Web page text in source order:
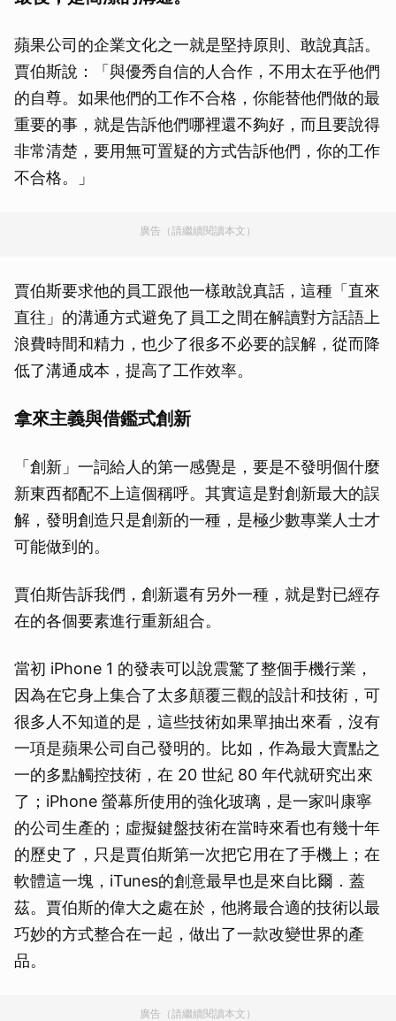
蘋果公司的企業文化之一就是堅持原則、敢說真話。
賈伯斯說：「與優秀自信的人合作，不用太在乎他們
的自尊。如果他們的工作不合格，你能替他們做的最
重要的事，就是告訴他們哪裡還不夠好，而且要說得
非常清楚，要用無可置疑的方式告訴他們，你的工作
不合格。」
廣告（請繼續閱讀本文）
賈伯斯要求他的員工跟他一樣敢說真話，這種「直來
直往」的溝通方式避免了員工之間在解讀對方話語上
浪費時間和精力，也少了很多不必要的誤解，從而降
低了溝通成本，提高了工作效率。
拿來主義與借鑑式創新
「創新」一詞給人的第一感覺是，要是不發明個什麼
新東西都配不上這個稱呼。其實這是對創新最大的誤
解，發明創造只是創新的一種，是極少數專業人士才
可能做到的。
賈伯斯告訴我們，創新還有另外一種，就是對已經存
在的各個要素進行重新組合。
當初 iPhone 1 的發表可以說震驚了整個手機行業，
因為在它身上集合了太多顛覆三觀的設計和技術，可
很多人不知道的是，這些技術如果單抽出來看，沒有
一項是蘋果公司自己發明的。比如，作為最大賣點之
一的多點觸控技術，在 20 世紀 80 年代就研究出來
了；iPhone 螢幕所使用的強化玻璃，是一家叫康寧
的公司生產的；虛擬鍵盤技術在當時來看也有幾十年
的歷史了，只是賈伯斯第一次把它用在了手機上；在
軟體這一塊，iTunes的創意最早也是來自比爾．蓋
茲。賈伯斯的偉大之處在於，他將最合適的技術以最
巧妙的方式整合在一起，做出了一款改變世界的產
品。
廣告（請繼續閱讀本文）